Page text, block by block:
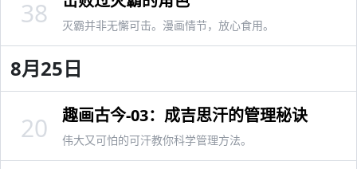
灭霸并非无懈可击。漫画情节，放心食用。
38
8月25日
趣画古今-03：成吉思汗的管理秘诀
伟大又可怕的可汗教你科学管理方法。
20